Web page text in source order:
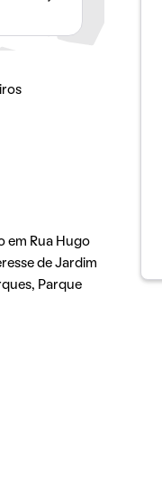
em Rua Hugo
de Jardim
Parque